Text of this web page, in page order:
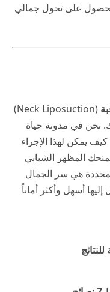
على تحول جمالي
(Neck Liposuction)
نحن في مدونة حياة
يمكن لهذا الإجراء
المظهر الشبابي
هي سر الجمال
أسهل وأكثر أماناً